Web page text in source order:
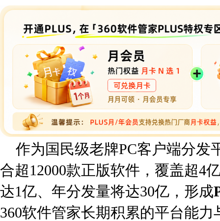
作为国民级老牌PC客户端分发
合超12000款正版软件，覆盖超4
达1亿、年分发量将达30亿，形成
360软件管家长期积累的平台能